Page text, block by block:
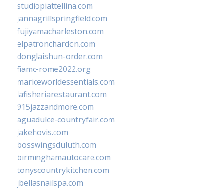
studiopiattellina.com
jannagrillspringfield.com
fujiyamacharleston.com
elpatronchardon.com
donglaishun-order.com
fiamc-rome2022.org
mariceworldessentials.com
lafisheriarestaurant.com
915jazzandmore.com
aguadulce-countryfair.com
jakehovis.com
bosswingsduluth.com
birminghamautocare.com
tonyscountrykitchen.com
jbellasnailspa.com